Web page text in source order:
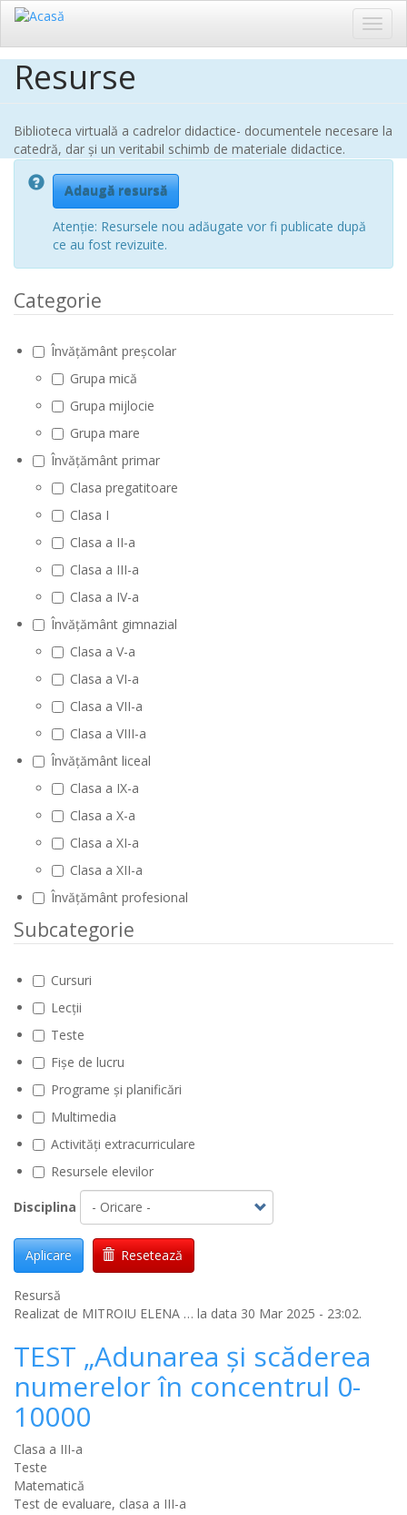
Sari
principal
Resurse
Biblioteca virtuală a cadrelor didactice- documentele necesare la
catedră, dar și un veritabil schimb de materiale didactice.
Adaugă resursă
Atenție: Resursele nou adăugate vor fi publicate după
ce au fost revizuite.
Categorie
Învățământ preșcolar
Grupa mică
Grupa mijlocie
Grupa mare
Învățământ primar
Clasa pregatitoare
Clasa I
Clasa a II-a
Clasa a III-a
Clasa a IV-a
Învățământ gimnazial
Clasa a V-a
Clasa a VI-a
Clasa a VII-a
Clasa a VIII-a
Învățământ liceal
Clasa a IX-a
Clasa a X-a
Clasa a XI-a
Clasa a XII-a
Învățământ profesional
Subcategorie
Cursuri
Lecții
Teste
Fișe de lucru
Programe și planificări
Multimedia
Activități extracurriculare
Resursele elevilor
Disciplina
Aplicare Resetează
Resursă
Realizat de MITROIU ELENA … la data 30 Mar 2025 - 23:02.
TEST „Adunarea și scăderea
numerelor în concentrul 0-
10000
Clasa a III-a
Teste
Matematică
Test de evaluare, clasa a III-a